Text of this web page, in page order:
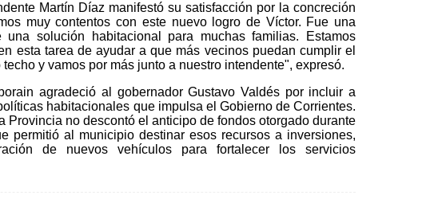
Martín Díaz manifestó su satisfacción por la concreción
muy contentos con este nuevo logro de Víctor. Fue una
solución habitacional para muchas familias. Estamos
esta tarea de ayudar a que más vecinos puedan cumplir el
y vamos por más junto a nuestro intendente", expresó.
agradeció al gobernador Gustavo Valdés por incluir a
habitacionales que impulsa el Gobierno de Corrientes.
Provincia no descontó el anticipo de fondos otorgado durante
permitió al municipio destinar esos recursos a inversiones,
de nuevos vehículos para fortalecer los servicios